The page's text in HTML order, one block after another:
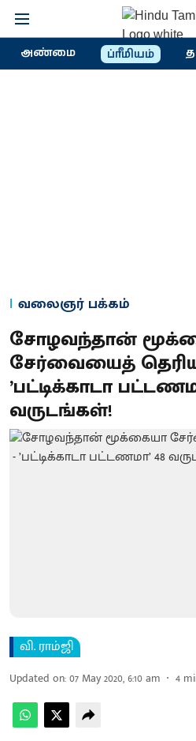
அண்மை ப்ரீமியம்
வலைஞர் பக்கம்
சோழவந்தான்
சேர்வையைத்
’பட்டிக்காடா
வருடங்கள்!
வி. ராம்ஜி
Updated on:07 May 2020, 6:10 am 4